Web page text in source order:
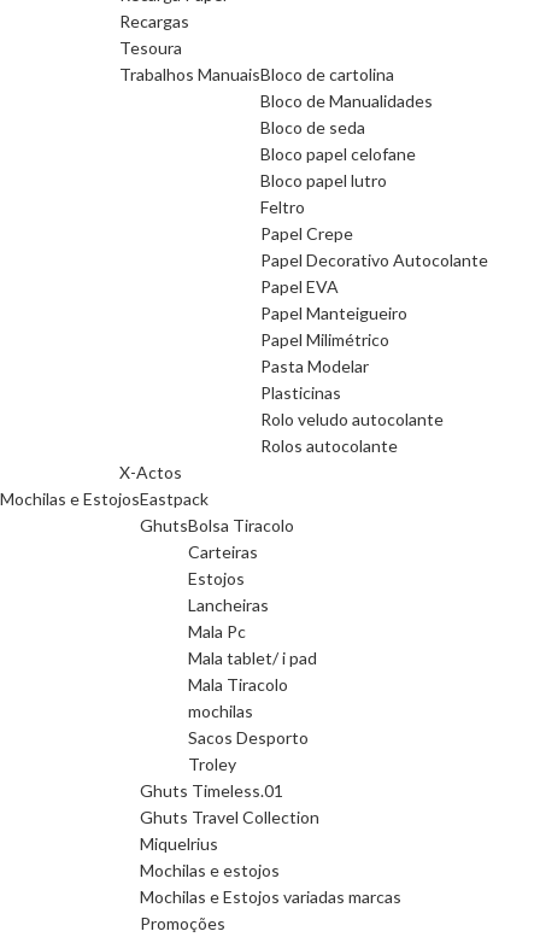
Recargas
Tesoura
Trabalhos ManuaisBloco de cartolina
Bloco de Manualidades
Bloco de seda
Bloco papel celofane
Bloco papel lutro
Feltro
Papel Crepe
Papel Decorativo Autocolante
Papel EVA
Papel Manteigueiro
Papel Milimétrico
Pasta Modelar
Plasticinas
Rolo veludo autocolante
Rolos autocolante
X-Actos
Mochilas e EstojosEastpack
GhutsBolsa Tiracolo
Carteiras
Estojos
Lancheiras
Mala Pc
Mala tablet/ i pad
Mala Tiracolo
mochilas
Sacos Desporto
Troley
Ghuts Timeless.01
Ghuts Travel Collection
Miquelrius
Mochilas e estojos
Mochilas e Estojos variadas marcas
Promoções